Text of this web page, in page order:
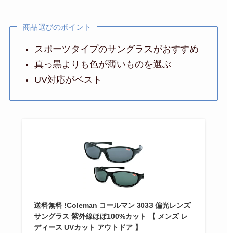
商品選びのポイント
スポーツタイプのサングラスがおすすめ
真っ黒よりも色が薄いものを選ぶ
UV対応がベスト
送料無料 !Coleman コールマン 3033 偏光レンズ
サングラス 紫外線ほぼ100%カット 【 メンズ レ
ディース UVカット アウトドア 】